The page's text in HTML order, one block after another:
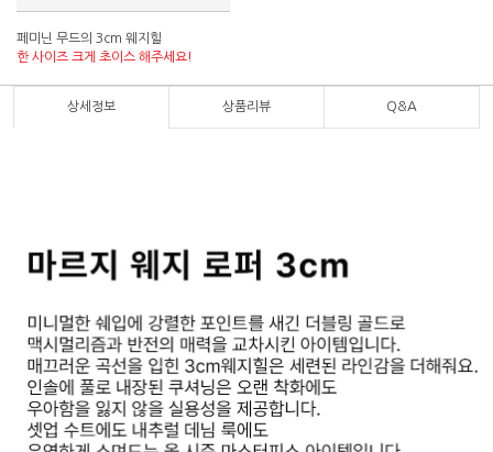
페미닌 무드의 3cm 웨지힐
한 사이즈 크게 초이스 해주세요!
상세정보 상품리뷰 Q&A